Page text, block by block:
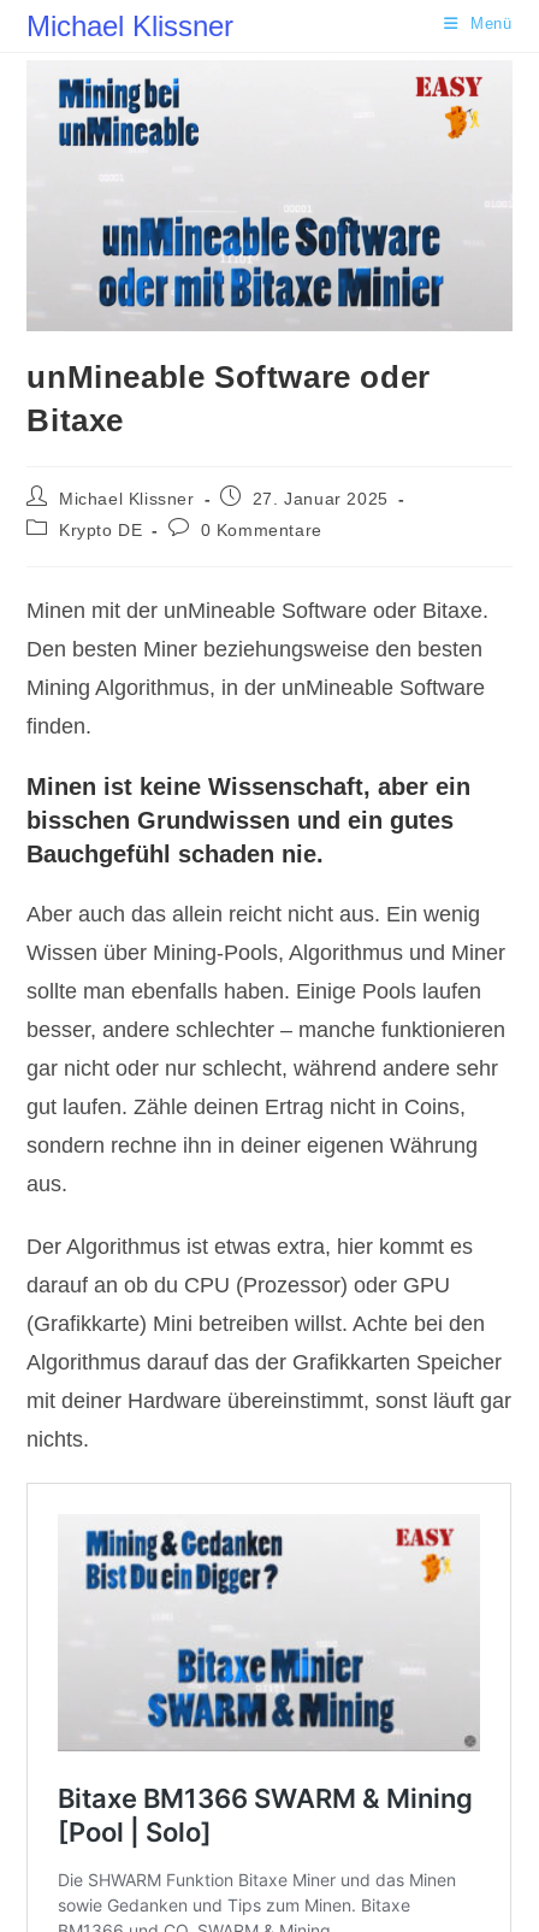
ZumMichael Klissner Menü
unMineable Software oder
Bitaxe
Beitrags-
Autor:
Michael Klissner
Beitrag27. Januar 2025
Beitrags-
Krypto DE
Beitrags-
0 Kommentare
Minen mit der unMineable Software oder Bitaxe.
Den besten Miner beziehungsweise den besten
Mining Algorithmus, in der unMineable Software
finden.
Minen ist keine Wissenschaft, aber ein
bisschen Grundwissen und ein gutes
Bauchgefühl schaden nie.
Aber auch das allein reicht nicht aus. Ein wenig
Wissen über Mining-Pools, Algorithmus und Miner
sollte man ebenfalls haben. Einige Pools laufen
besser, andere schlechter – manche funktionieren
gar nicht oder nur schlecht, während andere sehr
gut laufen. Zähle deinen Ertrag nicht in Coins,
sondern rechne ihn in deiner eigenen Währung
aus.
Der Algorithmus ist etwas extra, hier kommt es
darauf an ob du CPU (Prozessor) oder GPU
(Grafikkarte) Mini betreiben willst. Achte bei den
Algorithmus darauf das der Grafikkarten Speicher
mit deiner Hardware übereinstimmt, sonst läuft gar
nichts.